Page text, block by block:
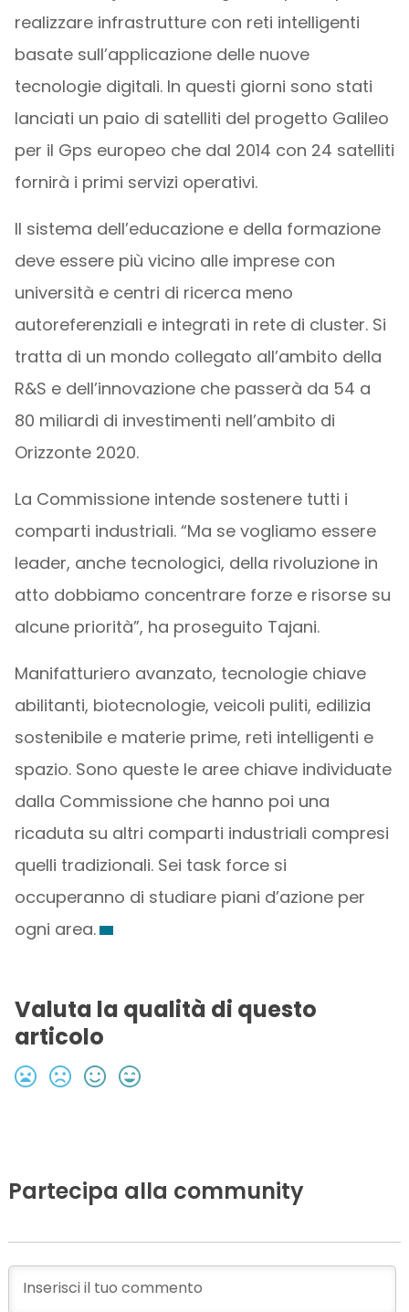
realizzare infrastrutture con reti intelligenti
basate sull’applicazione delle nuove
tecnologie digitali. In questi giorni sono stati
lanciati un paio di satelliti del progetto Galileo
per il Gps europeo che dal 2014 con 24 satelliti
fornirà i primi servizi operativi.
Il sistema dell’educazione e della formazione
deve essere più vicino alle imprese con
università e centri di ricerca meno
autoreferenziali e integrati in rete di cluster. Si
tratta di un mondo collegato all’ambito della
R&S e dell’innovazione che passerà da 54 a
80 miliardi di investimenti nell’ambito di
Orizzonte 2020.
La Commissione intende sostenere tutti i
comparti industriali. “Ma se vogliamo essere
leader, anche tecnologici, della rivoluzione in
atto dobbiamo concentrare forze e risorse su
alcune priorità”, ha proseguito Tajani.
Manifatturiero avanzato, tecnologie chiave
abilitanti, biotecnologie, veicoli puliti, edilizia
sostenibile e materie prime, reti intelligenti e
spazio. Sono queste le aree chiave individuate
dalla Commissione che hanno poi una
ricaduta su altri comparti industriali compresi
quelli tradizionali. Sei task force si
occuperanno di studiare piani d’azione per
ogni area.
Valuta la qualità di questo
articolo
Partecipa alla community